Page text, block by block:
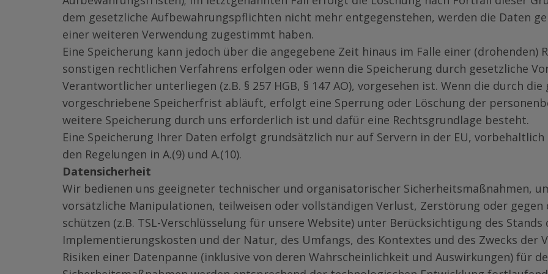
dem gesetzliche Aufbewahrungspflichten nicht mehr entgegenstehen, werden die Daten
einer weiteren Verwendung zugestimmt haben.
Eine Speicherung kann jedoch über die angegebene Zeit hinaus im Falle einer
sonstigen rechtlichen Verfahrens erfolgen oder wenn die Speicherung durch gesetzliche
Verantwortlicher unterliegen (z.B. § 257 HGB, § 147 AO), vorgesehen ist. Wenn die durch
vorgeschriebene Speicherfrist abläuft, erfolgt eine Sperrung oder Löschung der
weitere Speicherung durch uns erforderlich ist und dafür eine Rechtsgrundlage besteht.
Eine Speicherung Ihrer Daten erfolgt grundsätzlich nur auf Servern in der EU,
den Regelungen in A.(9) und A.(10).
Datensicherheit
Wir bedienen uns geeigneter technischer und organisatorischer Sicherheitsmaßnahmen,
vorsätzliche Manipulationen, teilweisen oder vollständigen Verlust, Zerstörung oder
schützen (z.B. TSL-Verschlüsselung für unsere Website) unter Berücksichtigung des
Implementierungskosten und der Natur, des Umfangs, des Kontextes und des Zwecks der
Risiken einer Datenpanne (inklusive von deren Wahrscheinlichkeit und Auswirkungen) für